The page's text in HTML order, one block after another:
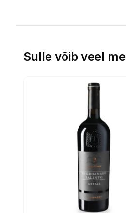
Sulle võib veel